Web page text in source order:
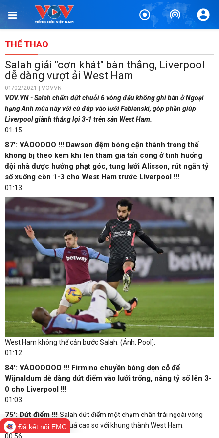
THỂ THAO
Salah giải "cơn khát" bàn thắng, Liverpool
dễ dàng vượt ải West Ham
01/02/2021 | VOVVN
VOV.VN - Salah chấm dứt chuỗi 6 vòng đấu không ghi bàn ở Ngoại
hạng Anh mùa này với cú đúp vào lưới Fabianski, góp phần giúp
Liverpool giành thắng lợi 3-1 trên sân West Ham.
01:15
87': VÀOOOOO !!! Dawson đệm bóng cận thành trong thế
không bị theo kèm khi lên tham gia tấn công ở tình huống
đội nhà được hưởng phạt góc, tung lưới Alisson, rút ngắn tỷ
số xuống còn 1-3 cho West Ham trước Liverpool !!!
01:13
West Ham không thể cản bước Salah. (Ảnh: Pool).
01:12
84': VÀOOOOOO !!! Firmino chuyền bóng dọn cỗ để
Wijnaldum dễ dàng dứt điểm vào lưới trống, nâng tỷ số lên 3-
0 cho Liverpool !!!
01:03
75': Dứt điểm !!! Salah dứt điểm một chạm chân trái ngoài vòng
cấm nhưng bóng đi quá cao so với khung thành West Ham.
00:56
Đã kết nối EMC